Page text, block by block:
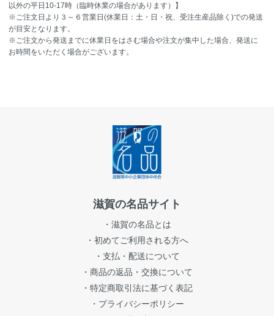
以外の平日10-17時（臨時休業の場合があります）】
※ご注文日より３～６営業日(休業日：土・日・祝、受注生産品除く)での発送
が目安となります。
※ご注文から発送までに休業日をはさむ場合や注文が集中した場合、発送に
お時間をいただく場合がございます。
滋賀の名品サイト
・滋賀の名品とは
・初めてご利用される方へ
・支払・配送について
・商品の返品・交換について
・特定商取引法に基づく表記
・プライバシーポリシー